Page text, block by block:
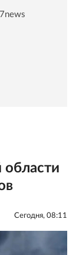
области
Сегодня, 08:11